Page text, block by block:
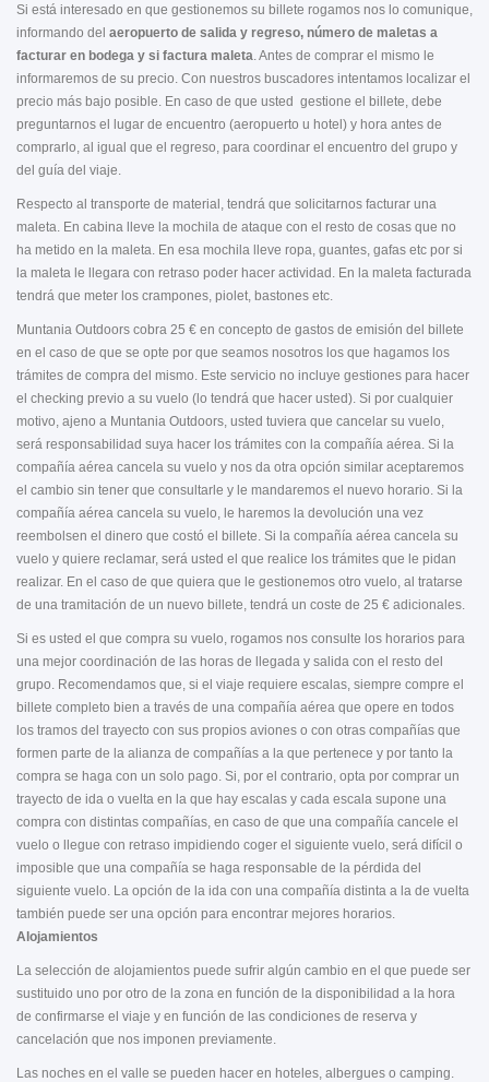
Si está interesado en que gestionemos su billete rogamos nos lo comunique,
informando del aeropuerto de salida y regreso, número de maletas a
facturar en bodega y si factura maleta. Antes de comprar el mismo le
informaremos de su precio. Con nuestros buscadores intentamos localizar el
precio más bajo posible. En caso de que usted gestione el billete, debe
preguntarnos el lugar de encuentro (aeropuerto u hotel) y hora antes de
comprarlo, al igual que el regreso, para coordinar el encuentro del grupo y
del guía del viaje.
Respecto al transporte de material, tendrá que solicitarnos facturar una
maleta. En cabina lleve la mochila de ataque con el resto de cosas que no
ha metido en la maleta. En esa mochila lleve ropa, guantes, gafas etc por si
la maleta le llegara con retraso poder hacer actividad. En la maleta facturada
tendrá que meter los crampones, piolet, bastones etc.
Muntania Outdoors cobra 25 € en concepto de gastos de emisión del billete
en el caso de que se opte por que seamos nosotros los que hagamos los
trámites de compra del mismo. Este servicio no incluye gestiones para hacer
el checking previo a su vuelo (lo tendrá que hacer usted). Si por cualquier
motivo, ajeno a Muntania Outdoors, usted tuviera que cancelar su vuelo,
será responsabilidad suya hacer los trámites con la compañía aérea. Si la
compañía aérea cancela su vuelo y nos da otra opción similar aceptaremos
el cambio sin tener que consultarle y le mandaremos el nuevo horario. Si la
compañía aérea cancela su vuelo, le haremos la devolución una vez
reembolsen el dinero que costó el billete. Si la compañía aérea cancela su
vuelo y quiere reclamar, será usted el que realice los trámites que le pidan
realizar. En el caso de que quiera que le gestionemos otro vuelo, al tratarse
de una tramitación de un nuevo billete, tendrá un coste de 25 € adicionales.
Si es usted el que compra su vuelo, rogamos nos consulte los horarios para
una mejor coordinación de las horas de llegada y salida con el resto del
grupo. Recomendamos que, si el viaje requiere escalas, siempre compre el
billete completo bien a través de una compañía aérea que opere en todos
los tramos del trayecto con sus propios aviones o con otras compañías que
formen parte de la alianza de compañías a la que pertenece y por tanto la
compra se haga con un solo pago. Si, por el contrario, opta por comprar un
trayecto de ida o vuelta en la que hay escalas y cada escala supone una
compra con distintas compañías, en caso de que una compañía cancele el
vuelo o llegue con retraso impidiendo coger el siguiente vuelo, será difícil o
imposible que una compañía se haga responsable de la pérdida del
siguiente vuelo. La opción de la ida con una compañía distinta a la de vuelta
también puede ser una opción para encontrar mejores horarios.
Alojamientos
La selección de alojamientos puede sufrir algún cambio en el que puede ser
sustituido uno por otro de la zona en función de la disponibilidad a la hora
de confirmarse el viaje y en función de las condiciones de reserva y
cancelación que nos imponen previamente.
Las noches en el valle se pueden hacer en hoteles, albergues o camping.